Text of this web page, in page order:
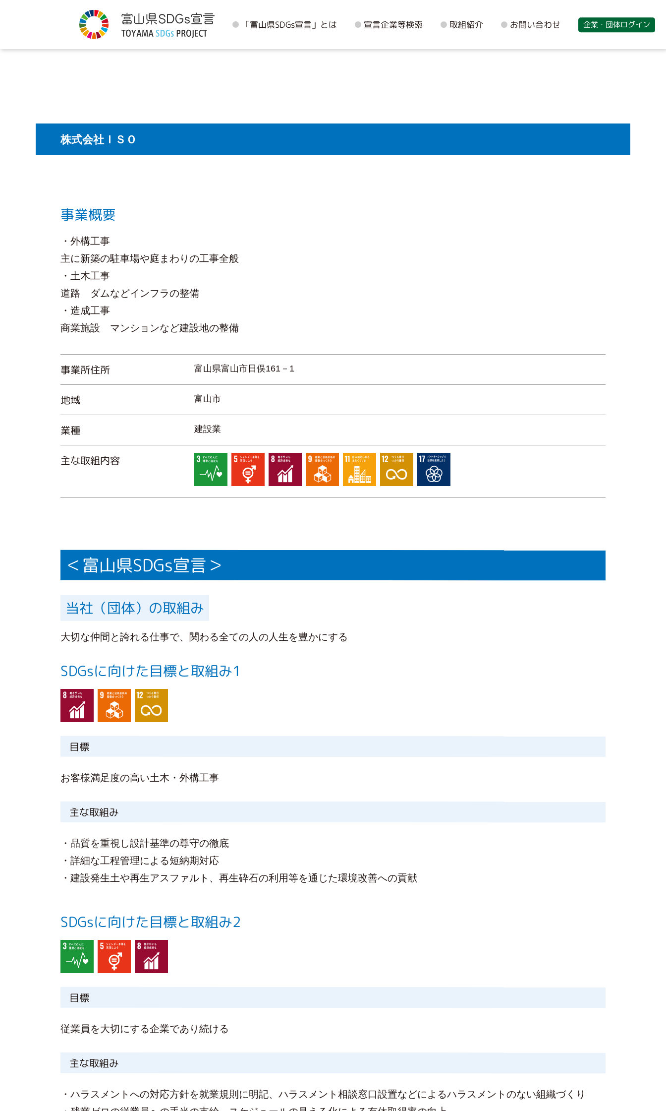
「富山県SDGs宣言」とは 宣言企業等検索 取組紹介 お問い合わせ 企業・団体ログイン
株式会社ＩＳＯ
事業概要
・外構工事
主に新築の駐車場や庭まわりの工事全般
・土木工事
道路 ダムなどインフラの整備
・造成工事
商業施設 マンションなど建設地の整備
事業所住所 富山県富山市日俣161－1
地域 富山市
業種 建設業
主な取組内容
＜富山県SDGs宣言＞
当社（団体）の取組み
大切な仲間と誇れる仕事で、関わる全ての人の人生を豊かにする
SDGsに向けた目標と取組み1
目標
お客様満足度の高い土木・外構工事
主な取組み
・品質を重視し設計基準の尊守の徹底
・詳細な工程管理による短納期対応
・建設発生土や再生アスファルト、再生砕石の利用等を通じた環境改善への貢献
SDGsに向けた目標と取組み2
目標
従業員を大切にする企業であり続ける
主な取組み
・ハラスメントへの対応方針を就業規則に明記、ハラスメント相談窓口設置などによるハラスメントのない組織づくり